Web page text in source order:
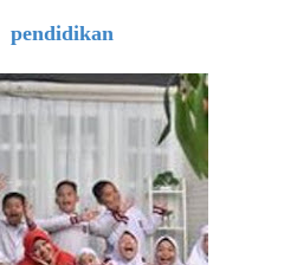
pendidikan